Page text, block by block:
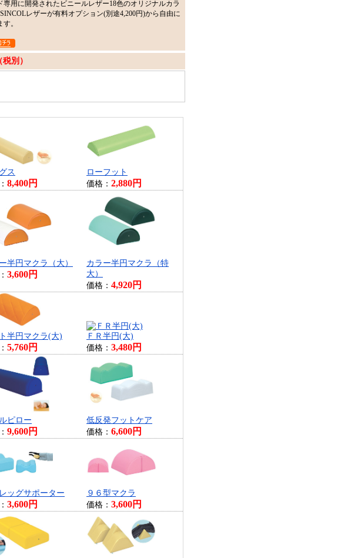
専用に開発されたビニールレザー18色のオリジナルカラ
レザーが有料オプション(別途4,200円)から自由に
。
別）
ス
8,400円
ローフット
価格： 2,880円
半円マクラ（大）
3,600円
カラー半円マクラ（特
大）
価格： 4,920円
半円マクラ(大)
5,760円
ＦＲ半円(大)
価格： 3,480円
ピロー
9,600円
低反発フットケア
価格： 6,600円
ッグサポーター
3,600円
９６型マクラ
価格： 3,600円